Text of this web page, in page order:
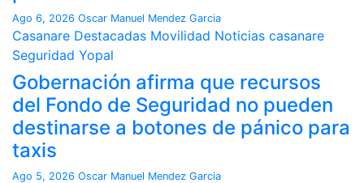
Ago 6, 2026 Oscar Manuel Mendez Garcia
Casanare Destacadas Movilidad Noticias casanare
Seguridad Yopal
Gobernación afirma que recursos
del Fondo de Seguridad no pueden
destinarse a botones de pánico para
taxis
Ago 5, 2026 Oscar Manuel Mendez Garcia